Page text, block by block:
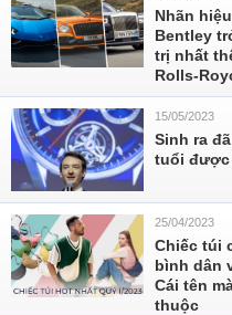
Nhãn
Bentley
trị nhất
Rolls-
15/05/2023
Sinh ra
tuổi được
25/04/2023
Chiếc túi
bình dân
Cái tên
thuộc